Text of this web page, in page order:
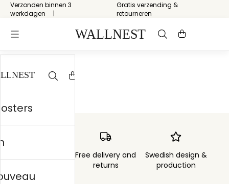
Verzonden binnen 3
werkdagen
Gratis verzending &
retourneren
Start / Skog
Free delivery and
returns
Swedish design &
production